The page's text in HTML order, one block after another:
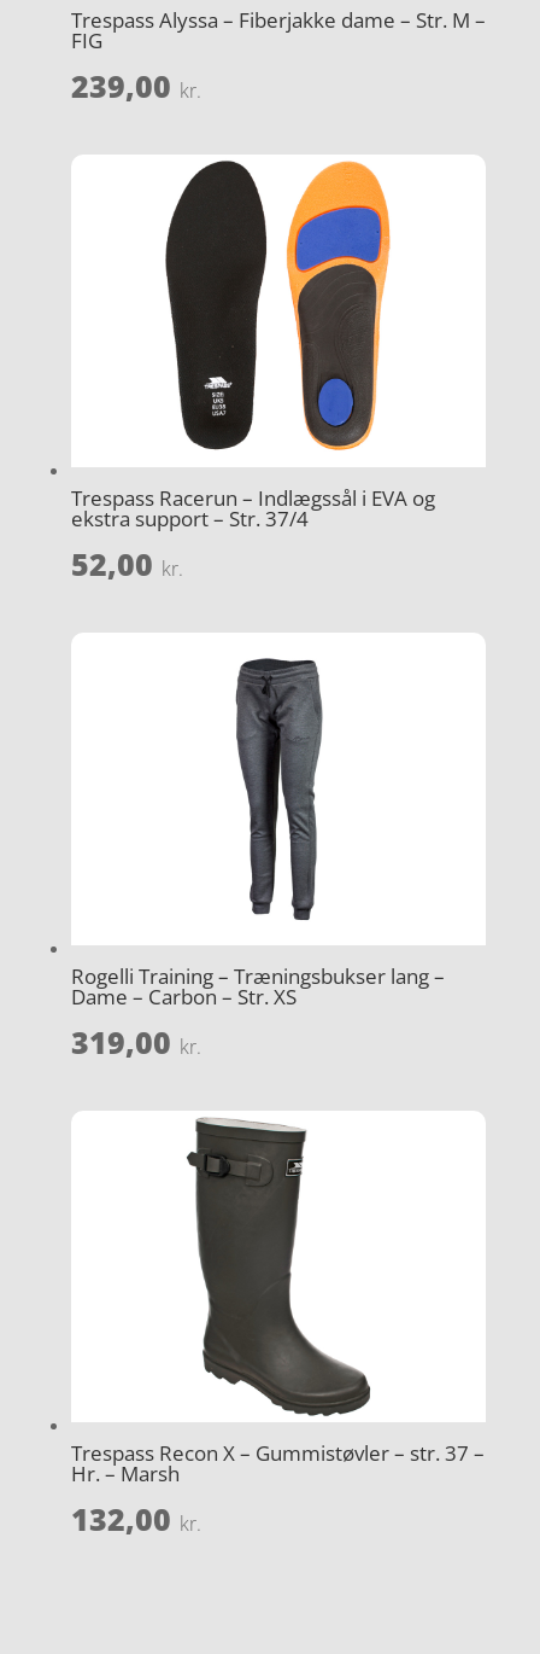
Trespass Alyssa – Fiberjakke dame – Str. M –
FIG
239,00 kr.
Trespass Racerun – Indlægssål i EVA og
ekstra support – Str. 37/4
52,00 kr.
Rogelli Training – Træningsbukser lang –
Dame – Carbon – Str. XS
319,00 kr.
Trespass Recon X – Gummistøvler – str. 37 –
Hr. – Marsh
132,00 kr.